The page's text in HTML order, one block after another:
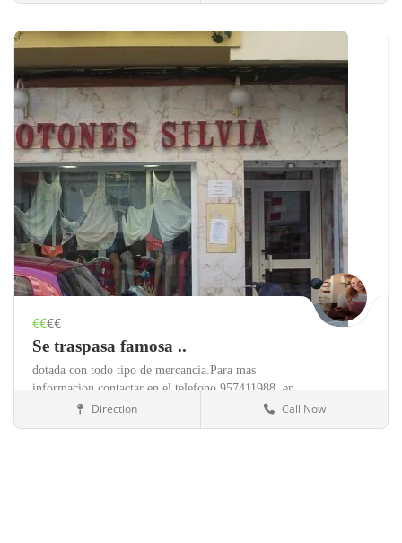
€€€€
Se traspasa famosa ..
dotada con todo tipo de mercancia.Para mas
informacion contactar en el telefono 957411988,en
horario de mañanas de 9:30 a 13:30. preguntar por
Otros negocios Córdoba
Direction Call Now